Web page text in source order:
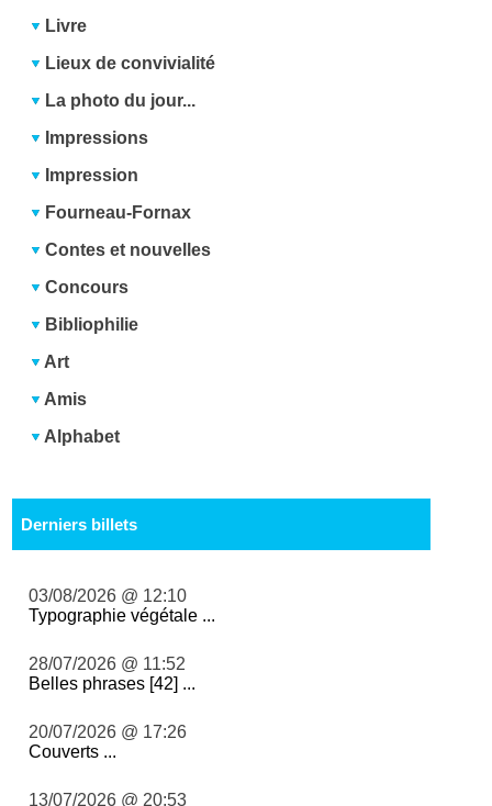
Livre
Lieux de convivialité
La photo du jour...
Impressions
Impression
Fourneau-Fornax
Contes et nouvelles
Concours
Bibliophilie
Art
Amis
Alphabet
Derniers billets
03/08/2026 @ 12:10
Typographie végétale ...
28/07/2026 @ 11:52
Belles phrases [42] ...
20/07/2026 @ 17:26
Couverts ...
13/07/2026 @ 20:53